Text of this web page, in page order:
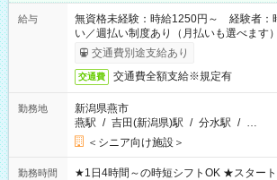
給与
無資格未経験：時給1250円～ 経験者
い／週払い制度あり（月払いも選べます
完了次第のお支払いとなります。
交通費別途支給あり
交通費 交通費全額支給※規定有
勤務地
新潟県燕市
燕駅 / 吉田(新潟県)駅 / 分水駅 / …
＜シニア向け施設＞
勤務時間
★1日4時間～の時短シフトOK ★スタート時間選べます！ 7:00